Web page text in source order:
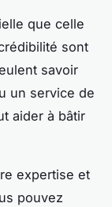
que celle
sont
savoir
un service de
aider à bâtir
expertise et
pouvez